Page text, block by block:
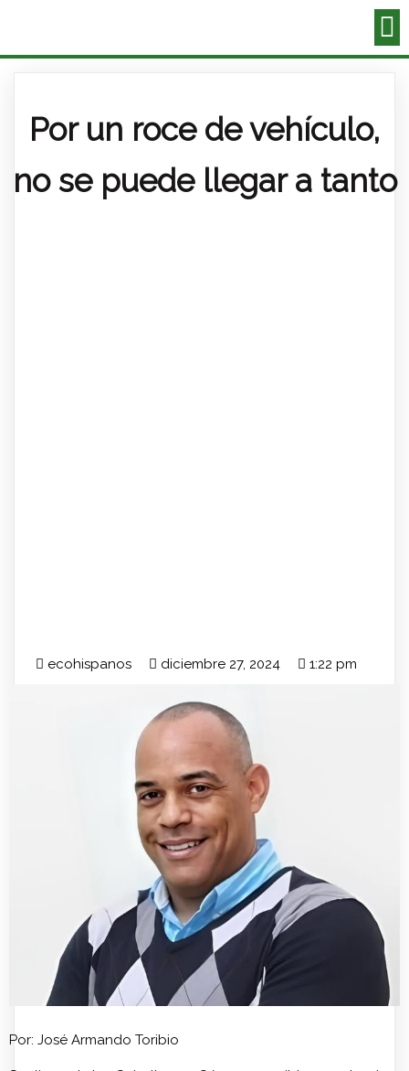
Por un roce de vehículo,
no se puede llegar a tanto
ecohispanos diciembre 27, 2024 1:22 pm
Por: José Armando Toribio